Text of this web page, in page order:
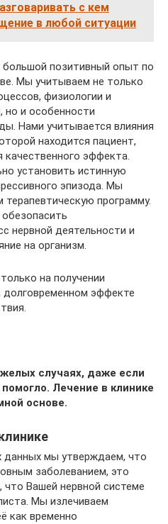
с кем
в любой ситуации
позитивный опыт по
Мы учитываем не только
физиологии и
но и особенности
Нами учитывается влияния
находится пациент,
качественного эффекта.
установить истинную
эпизода. Мы
программу.
нервной деятельности и
на организм.
на получении
эффекте
случаях, даже если
Лечение в клинике
основе.
данных мы утверждаем, что
заболеванием, это
Вашей нервной системе
Мы излечиваем
как временно